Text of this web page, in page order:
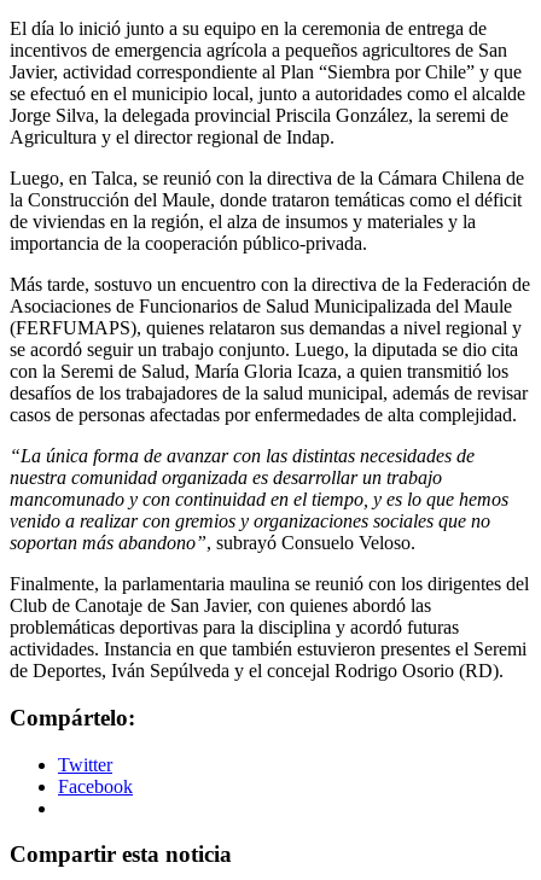
El día lo inició junto a su equipo en la ceremonia de entrega de
incentivos de emergencia agrícola a pequeños agricultores de San
Javier, actividad correspondiente al Plan “Siembra por Chile” y que
se efectuó en el municipio local, junto a autoridades como el alcalde
Jorge Silva, la delegada provincial Priscila González, la seremi de
Agricultura y el director regional de Indap.
Luego, en Talca, se reunió con la directiva de la Cámara Chilena de
la Construcción del Maule, donde trataron temáticas como el déficit
de viviendas en la región, el alza de insumos y materiales y la
importancia de la cooperación público-privada.
Más tarde, sostuvo un encuentro con la directiva de la Federación de
Asociaciones de Funcionarios de Salud Municipalizada del Maule
(FERFUMAPS), quienes relataron sus demandas a nivel regional y
se acordó seguir un trabajo conjunto. Luego, la diputada se dio cita
con la Seremi de Salud, María Gloria Icaza, a quien transmitió los
desafíos de los trabajadores de la salud municipal, además de revisar
casos de personas afectadas por enfermedades de alta complejidad.
“La única forma de avanzar con las distintas necesidades de
nuestra comunidad organizada es desarrollar un trabajo
mancomunado y con continuidad en el tiempo, y es lo que hemos
venido a realizar con gremios y organizaciones sociales que no
soportan más abandono”, subrayó Consuelo Veloso.
Finalmente, la parlamentaria maulina se reunió con los dirigentes del
Club de Canotaje de San Javier, con quienes abordó las
problemáticas deportivas para la disciplina y acordó futuras
actividades. Instancia en que también estuvieron presentes el Seremi
de Deportes, Iván Sepúlveda y el concejal Rodrigo Osorio (RD).
Compártelo:
Twitter
Facebook
Compartir esta noticia